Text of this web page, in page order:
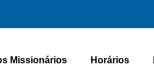
Missionários Horários